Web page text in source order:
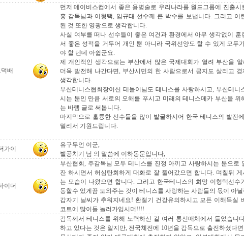
배
먼저 데이비스컵에서 좋은 용병술로 우리나라를 월드그룹에 진출시
홍 감독님과 이형택, 임규태 선수께 큰 박수를 보냅니다. 그리고 이
된 것 또한 영광으로 생각합니다.
사실 여부를 떠나 선수들이 좋은 여건과 환경에서 아무 생각없이 훈
서 좋은 성적을 거두어 개인 뿐 아니라 국위선양도 할 수 있게 모두
야 할 텐데 아쉽군요.
제 개인적인 생각으로는 부산에서 많은 국제대회가 열려 부산을 알
더욱 발전해 나간다면, 부산시민의 한 사람으로서 긍지도 살리고
생각합니다.
부산테니스협회장이신 테돌이님도 테니스를 사랑하시고, 부산테니
시는 분인 만큼 서로의 오해를 푸시고 미래의 테니스메카 부산을 위
는 바램 글로 써봅니다.
마지막으로 훌륭한 선수들을 많이 발굴하시어 한국 테니스의 발전
멀리서 기원드립니다.
가이
유구무언 이군,
벌공치기 님 의 말씀에 이하동문입니다,
이더
부산협회, 주감독님 모두 테니스를 진정 아끼고 사랑하시는 분으로
잔 하시면서 허심탄회하게 대화로 잘 풀어갔으면 합니다. 며칠뒤
는 모습이 나왔으면 합니다. 그리고 한국테니스의 희망 이형택선수
동할수 있게끔 도와주는 것이 테니스를 사랑하는 사람들의 몫이 아
갑자기 날씨가 추워지네요! 환절기 건강유의하시고 모든 이해득실
코트에 많이들 놀러가입시더!!!!
감독께서 테니스를 위해 노력하신 걸 여러 통신매체에서 들었습니
하고 있다는 것은 알지만, 전국체전에 10년을 감독으로 출전하셨다